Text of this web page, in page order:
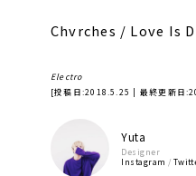
Chvrches / Love Is
Electro
[投稿日:2018.5.25 | 最終更新日:
Yuta
Designer
Instagram /